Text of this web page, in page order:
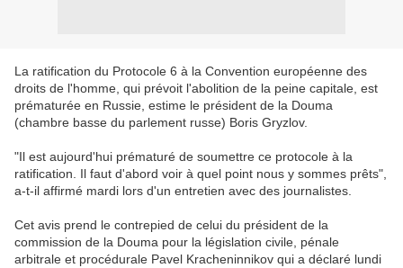
La ratification du Protocole 6 à la Convention européenne des
droits de l'homme, qui prévoit l'abolition de la peine capitale, est
prématurée en Russie, estime le président de la Douma
(chambre basse du parlement russe) Boris Gryzlov.
"Il est aujourd'hui prématuré de soumettre ce protocole à la
ratification. Il faut d'abord voir à quel point nous y sommes prêts",
a-t-il affirmé mardi lors d'un entretien avec des journalistes.
Cet avis prend le contrepied de celui du président de la
commission de la Douma pour la législation civile, pénale
arbitrale et procédurale Pavel Kracheninnikov qui a déclaré lundi